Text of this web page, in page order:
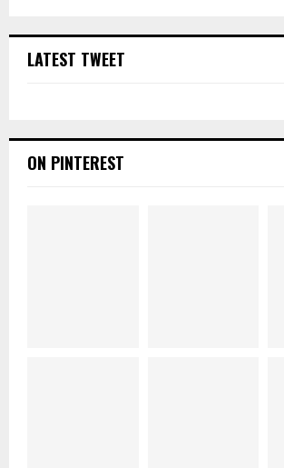
LATEST TWEET
ON PINTEREST